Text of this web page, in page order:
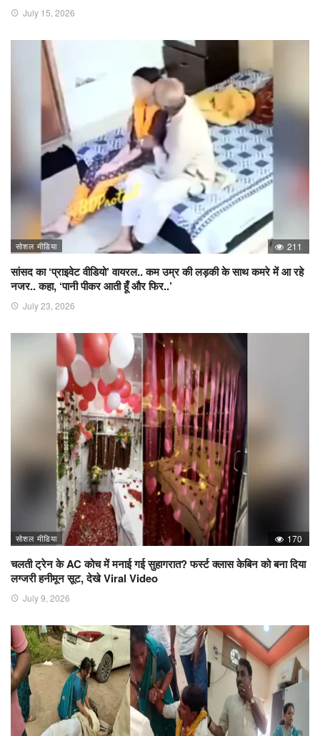
July 15, 2026
सोशल मीडिया 211
सांसद का ‘प्राइवेट वीडियो’ वायरल.. कम उम्र की लड़की के साथ कमरे में आ रहे
नजर.. कहा, ‘पानी पीकर आती हूँ और फिर..’
July 23, 2026
सोशल मीडिया 170
चलती ट्रेन के AC कोच में मनाई गई सुहागरात? फर्स्ट क्लास केबिन को बना दिया
लग्जरी हनीमून सूट, देखे Viral Video
July 9, 2026